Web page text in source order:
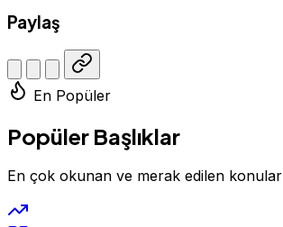
Paylaş
En Popüler
Popüler Başlıklar
En çok okunan ve merak edilen konular